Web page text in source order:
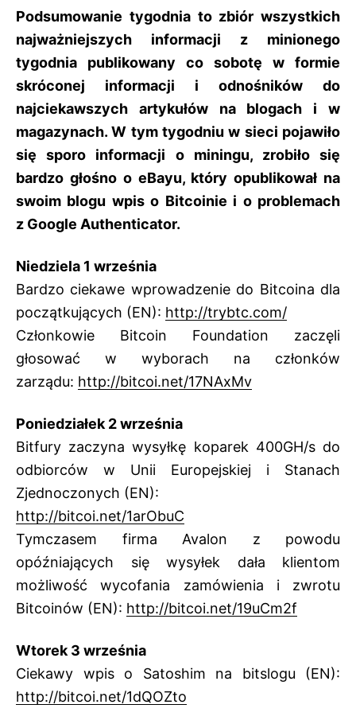
Podsumowanie tygodnia to zbiór wszystkich
najważniejszych informacji z minionego
tygodnia publikowany co sobotę w formie
skróconej informacji i odnośników do
najciekawszych artykułów na blogach i w
magazynach. W tym tygodniu w sieci pojawiło
się sporo informacji o miningu, zrobiło się
bardzo głośno o eBayu, który opublikował na
swoim blogu wpis o Bitcoinie i o problemach
z Google Authenticator.
Niedziela 1 września
Bardzo ciekawe wprowadzenie do Bitcoina dla
początkujących (EN): http://trybtc.com/
Członkowie Bitcoin Foundation zaczęli
głosować w wyborach na członków
zarządu: http://bitcoi.net/17NAxMv
Poniedziałek 2 września
Bitfury zaczyna wysyłkę koparek 400GH/s do
odbiorców w Unii Europejskiej i Stanach
Zjednoczonych (EN):
http://bitcoi.net/1arObuC
Tymczasem firma Avalon z powodu
opóźniających się wysyłek dała klientom
możliwość wycofania zamówienia i zwrotu
Bitcoinów (EN): http://bitcoi.net/19uCm2f
Wtorek 3 września
Ciekawy wpis o Satoshim na bitslogu (EN):
http://bitcoi.net/1dQOZto